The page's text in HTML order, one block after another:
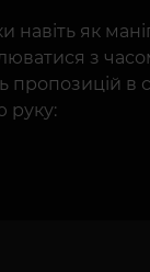
як
з
в
руку: